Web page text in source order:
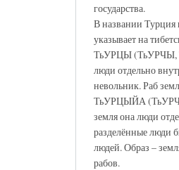
государства.
В названии Турция
указывает на
ТьУРЦЫ (ТьУРЧЫ,
люди отдельно
невольник. Раб
ТьУРЦЫЙА
земля она люди
разделённые люди
людей. Образ –
рабов.